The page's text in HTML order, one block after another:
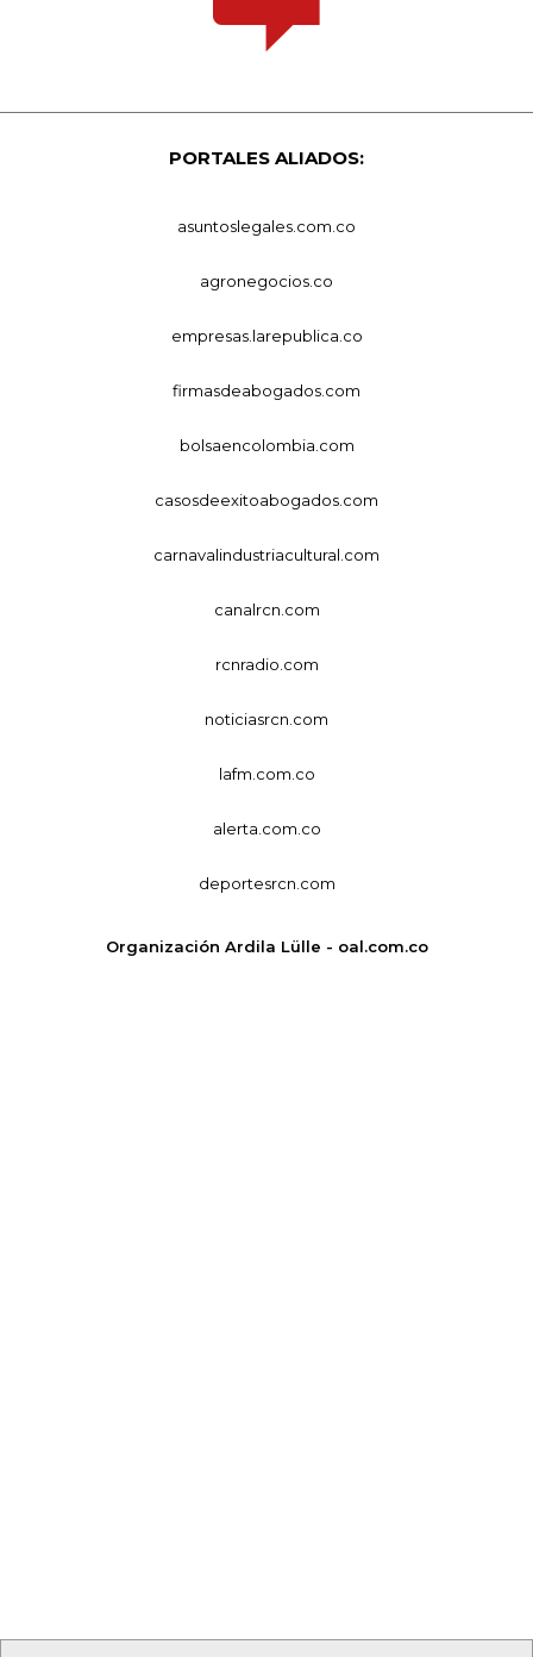
PORTALES ALIADOS:
asuntoslegales.com.co
agronegocios.co
empresas.larepublica.co
firmasdeabogados.com
bolsaencolombia.com
casosdeexitoabogados.com
carnavalindustriacultural.com
canalrcn.com
rcnradio.com
noticiasrcn.com
lafm.com.co
alerta.com.co
deportesrcn.com
Organización Ardila Lülle - oal.com.co